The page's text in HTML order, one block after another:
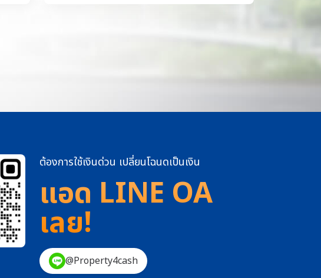
ต้องการใช้เงินด่วน เปลี่ยนโฉนดเป็นเงิน
แอด LINE OA
เลย!
@Property4cash